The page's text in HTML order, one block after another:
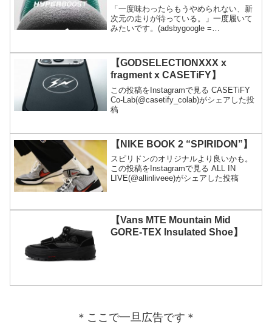
「一度味わったらもうやめられない、新
次元の走りが待っている。」一度履いて
みたいです。(adsbygoogle =
【GODSELECTIONXXX x
fragment x CASETiFY】
この投稿をInstagramで見る CASETiFY
Co-Lab(@casetify_colab)がシェアした投
稿
【NIKE BOOK 2 “SPIRIDON”】
スピリドンのオリジナルより良いかも。
この投稿をInstagramで見る ALL IN
LIVE(@allinliveee)がシェアした投稿
【Vans MTE Mountain Mid
GORE-TEX Insulated Shoe】
＊ここで一旦広告です＊